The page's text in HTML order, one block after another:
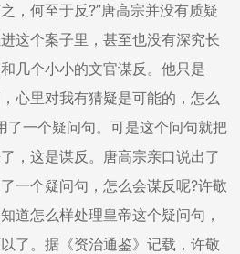
，何至于反?”唐高宗并没有质疑
这个案子里，甚至也没有深究长
几个小小的文官谋反。他只是
心里对我有猜疑是可能的，怎么
了一个疑问句。可是这个问句就把
，这是谋反。唐高宗亲口说出了
一个疑问句，怎么会谋反呢?许敬
道怎么样处理皇帝这个疑问句，
了。据《资治通鉴》记载，许敬